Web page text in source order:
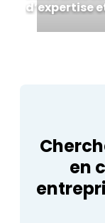
d’expertise
en